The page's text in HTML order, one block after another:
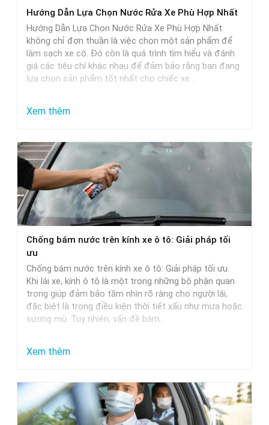
Hướng Dẫn Lựa Chọn Nước Rửa Xe Phù Hợp Nhất
Hướng Dẫn Lựa Chọn Nước Rửa Xe Phù Hợp Nhất
không chỉ đơn thuần là việc chọn một sản phẩm để
làm sạch xe cộ. Đó còn là quá trình tìm hiểu và đánh
giá các tiêu chí khác nhau để đảm bảo rằng bạn đang
lựa chọn sản phẩm tốt nhất cho chiếc xe…
Xem thêm:
Dẫn
Chọn
Nước
Rửa
Xe
Phù
Nhất
Chống bám nước trên kính xe ô tô: Giải pháp tối
ưu
Chống bám nước trên kính xe ô tô: Giải pháp tối ưu.
Khi lái xe, kính ô tô là một trong những bộ phận quan
trọng giúp đảm bảo tầm nhìn rõ ràng cho người lái,
đặc biệt là trong điều kiện thời tiết xấu như mưa hoặc
sương mù. Tuy nhiên, vấn đề bám…
Xem thêm:
bám
nước
trên